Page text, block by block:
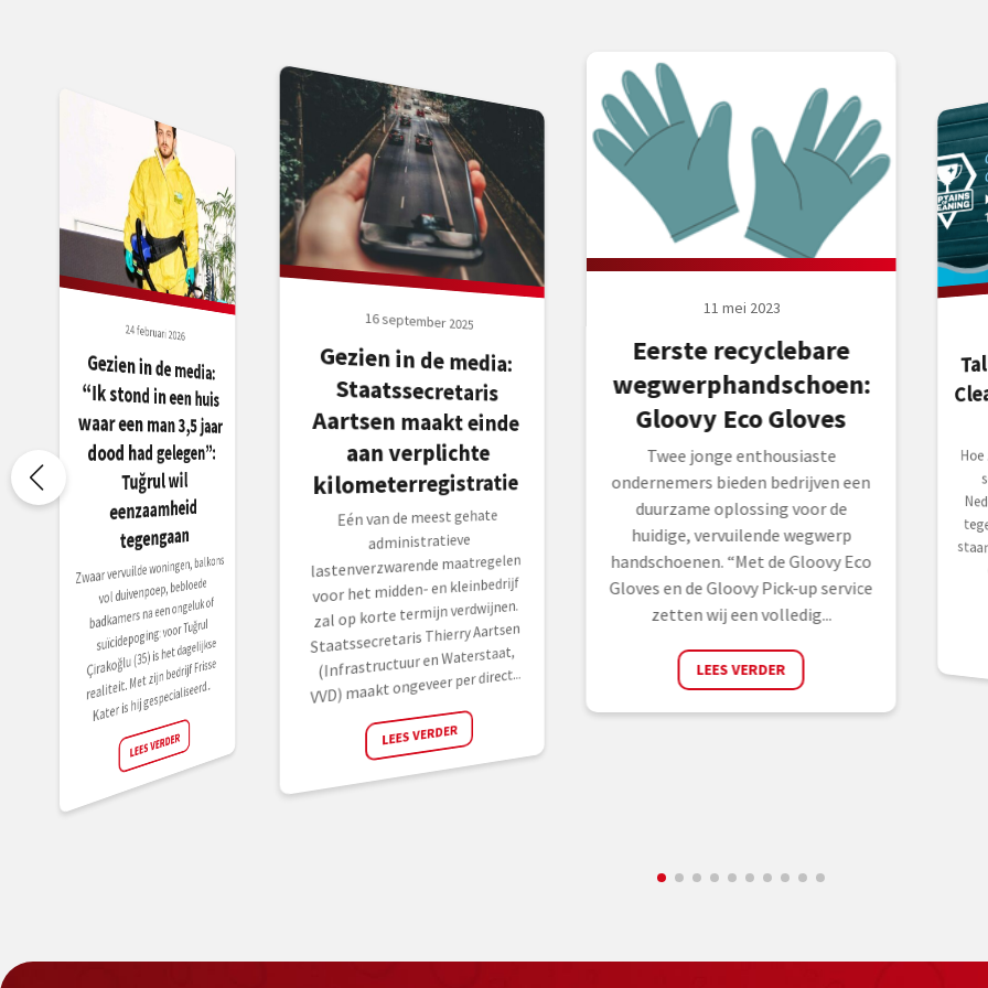
24 februari 2026
Gezien in de media:
“Ik stond in een huis
waar een man 3,5 jaar
dood had gelegen”:
Tuğrul wil
eenzaamheid
tegengaan
Zwaar vervuilde woningen, balkons
vol duivenpoep, bebloede
badkamers na een ongeluk of
suïcidepoging: voor Tuğrul
Çirakoğlu (35) is het dagelijkse
realiteit. Met zijn bedrijf Frisse
Kater is hij gespecialiseerd...
LEES VERDER
16 september 2025
Gezien in de media:
Staatssecretaris
Aartsen maakt einde
aan verplichte
kilometerregistratie
Eén van de meest gehate
administratieve
lastenverzwarende maatregelen
voor het midden- en kleinbedrijf
zal op korte termijn verdwijnen.
Staatssecretaris Thierry Aartsen
(Infrastructuur en Waterstaat,
VVD) maakt ongeveer per direct...
LEES VERDER
11 mei 2023
Eerste recyclebare
wegwerphandschoen:
Gloovy Eco Gloves
Twee jonge enthousiaste
ondernemers bieden bedrijven een
duurzame oplossing voor de
huidige, vervuilende wegwerp
handschoenen. “Met de Gloovy Eco
Gloves en de Gloovy Pick-up service
zetten wij een volledig...
LEES VERDER